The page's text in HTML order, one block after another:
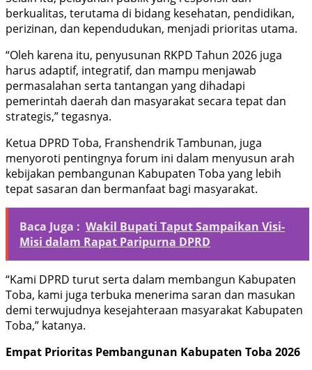
berkualitas, terutama di bidang kesehatan, pendidikan,
perizinan, dan kependudukan, menjadi prioritas utama.
“Oleh karena itu, penyusunan RKPD Tahun 2026 juga
harus adaptif, integratif, dan mampu menjawab
permasalahan serta tantangan yang dihadapi
pemerintah daerah dan masyarakat secara tepat dan
strategis,” tegasnya.
Ketua DPRD Toba, Franshendrik Tambunan, juga
menyoroti pentingnya forum ini dalam menyusun arah
kebijakan pembangunan Kabupaten Toba yang lebih
tepat sasaran dan bermanfaat bagi masyarakat.
Baca Juga : Wakil Bupati Taput Sampaikan Visi-
Misi dalam Rapat Paripurna DPRD
“Kami DPRD turut serta dalam membangun Kabupaten
Toba, kami juga terbuka menerima saran dan masukan
demi terwujudnya kesejahteraan masyarakat Kabupaten
Toba,” katanya.
Empat Prioritas Pembangunan Kabupaten Toba 2026